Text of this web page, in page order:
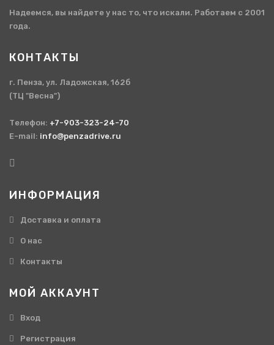
Надеемся, вы найдете у нас то, что искали. Работаем с 2001
года.
КОНТАКТЫ
г. Пенза, ул. Ладожская, 162б
(ТЦ "Весна")
Телефон: +7-903-323-24-70
E-mail: info@penzadrive.ru
ИНФОРМАЦИЯ
Доставка и оплата
О нас
Контакты
МОЙ АККАУНТ
Вход
Регистрация